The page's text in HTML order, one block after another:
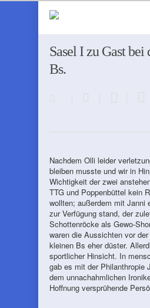
Sasel I zu Gast bei
Bs.
Nachdem Olli leider
bleiben musste und wir in
Wichtigkeit der zwei
TTG und Poppenbüttel kein
wollten; außerdem mit Janni
zur Verfügung stand, der
Schottenröcke als Gewo-
waren die Aussichten vor
kleinen Bs eher düster.
sportlicher Hinsicht. In
gab es mit der Philanthropie
dem unnachahmlichen
Hoffnung versprühende